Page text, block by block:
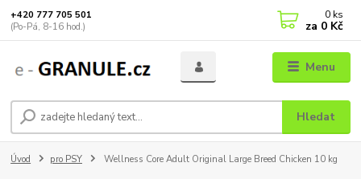
Menu
Hledat
+420 777 705 501
(Po-Pá, 8-16 hod.)
0 ks
za 0 Kč
Úvod pro PSY Wellness Core Adult Original Large Breed Chicken 10 kg